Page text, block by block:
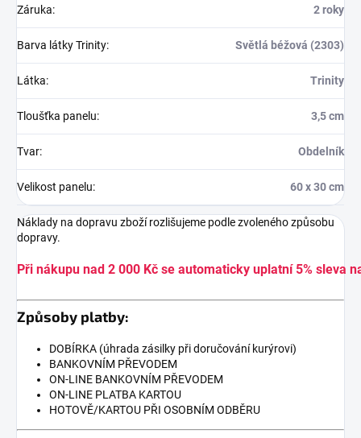
Záruka: 2 roky
Barva látky Trinity: Světlá béžová (2303)
Látka: Trinity
Tloušťka panelu: 3,5 cm
Tvar: Obdelník
Velikost panelu: 60 x 30 cm
Náklady na dopravu zboží rozlišujeme podle zvoleného způsobu
dopravy.
Při nákupu nad 2 000 Kč se automaticky uplatní 5% sleva
Způsoby platby:
DOBÍRKA (úhrada zásilky při doručování kurýrovi)
BANKOVNÍM PŘEVODEM
ON-LINE BANKOVNÍM PŘEVODEM
ON-LINE PLATBA KARTOU
HOTOVĚ/KARTOU PŘI OSOBNÍM ODBĚRU